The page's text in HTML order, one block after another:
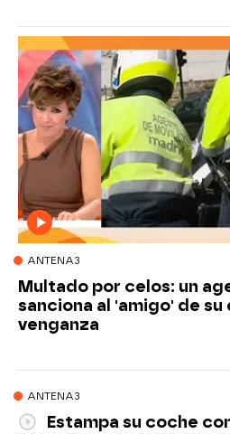
ANTENA3
Multado por celos: un
sanciona al 'amigo' de su
venganza
ANTENA3
Estampa su coche